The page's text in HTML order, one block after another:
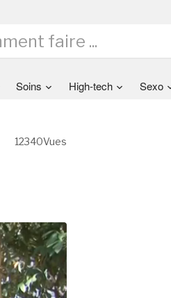
Soins High-tech Sexo
12340Vues